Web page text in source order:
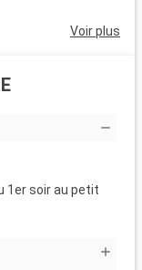
Voir plus
1er soir au petit